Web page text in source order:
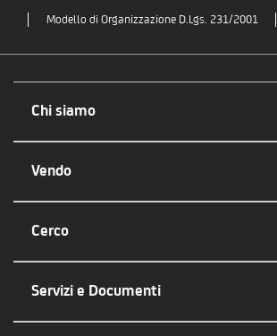
Modello di Organizzazione D.Lgs. 231/2001
Chi siamo
Vendo
Cerco
Servizi e Documenti